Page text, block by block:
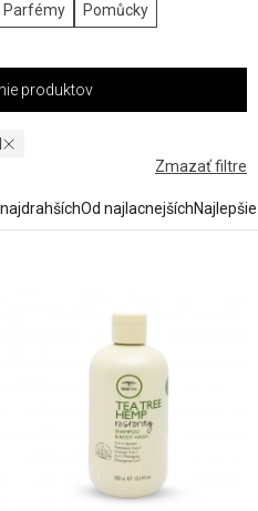
Parfémy Pomůcky
produktov
Od najlacnejších
Zmazať filtre